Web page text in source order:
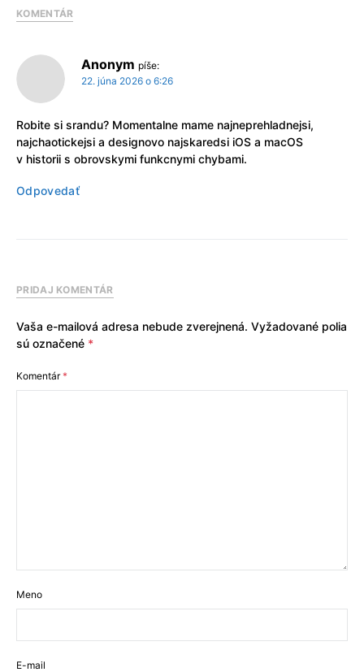
KOMENTÁR
Anonym píše:
22. júna 2026 o 6:26
Robite si srandu? Momentalne mame najneprehladnejsi,
najchaotickejsi a designovo najskaredsi iOS a macOS
v historii s obrovskymi funkcnymi chybami.
Odpovedať
PRIDAJ KOMENTÁR
Vaša e-mailová adresa nebude zverejnená. Vyžadované polia
sú označené *
Komentár*
Meno
E-mail